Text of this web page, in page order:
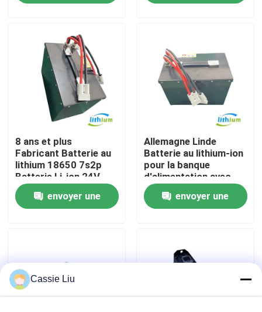
Au sujet de nous
Visite d'usine
Contrôle de qualité
Demandez une citation
batterie au lithium de chariot élévateur
Batterie de chariot élévateur au lithium-ion de 48 volts
8 ans et plus
Fabricant Batterie au
lithium 18650 7s2p
Batterie Li-ion 24V
60ah
envoyer une
Allemagne Linde
Batterie au lithium-ion
pour la banque
d'alimentation avec
cellule au lithium Eve
envoyer une
Cassie Liu